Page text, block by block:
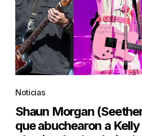
Noticias
Shaun Morgan
que abuchearon a